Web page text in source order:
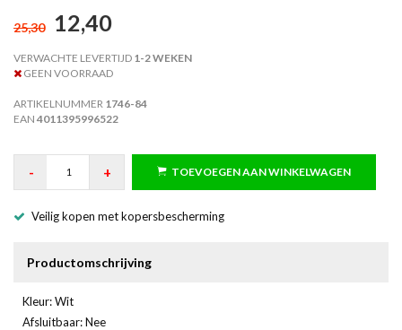
25,30 12,40
VERWACHTE LEVERTIJD 1-2 WEKEN
GEEN VOORRAAD
ARTIKELNUMMER 1746-84
EAN 4011395996522
- + TOEVOEGEN AAN WINKELWAGEN
Veilig kopen met kopersbescherming
Productomschrijving
Kleur: Wit
Afsluitbaar: Nee